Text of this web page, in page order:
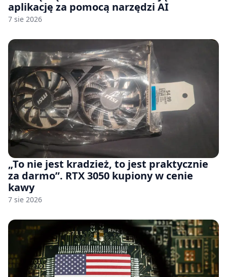
aplikację za pomocą narzędzi AI
7 sie 2026
„To nie jest kradzież, to jest praktycznie
za darmo”. RTX 3050 kupiony w cenie
kawy
7 sie 2026